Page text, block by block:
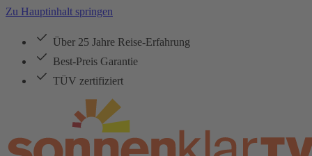
Zu Hauptinhalt springen
Über 25 Jahre Reise-Erfahrung
Best-Preis Garantie
TÜV zertifiziert